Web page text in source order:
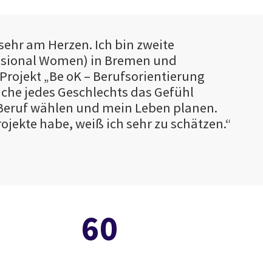
am Herzen. Ich bin zweite
Women) in Bremen und
„Be oK – Berufsorientierung
jedes Geschlechts das Gefühl
wählen und mein Leben planen.
habe, weiß ich sehr zu schätzen.“
60